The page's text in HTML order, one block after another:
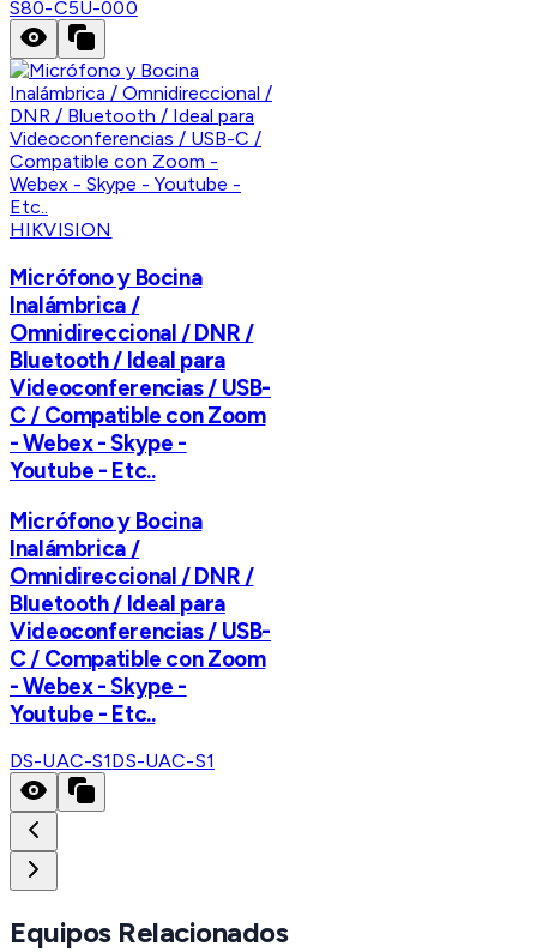
S80-C5U-000
HIKVISION
Micrófono y Bocina
Inalámbrica /
Omnidireccional / DNR /
Bluetooth / Ideal para
Videoconferencias / USB-
C / Compatible con Zoom
- Webex - Skype -
Youtube - Etc..
Micrófono y Bocina
Inalámbrica /
Omnidireccional / DNR /
Bluetooth / Ideal para
Videoconferencias / USB-
C / Compatible con Zoom
- Webex - Skype -
Youtube - Etc..
DS-UAC-S1DS-UAC-S1
Equipos Relacionados